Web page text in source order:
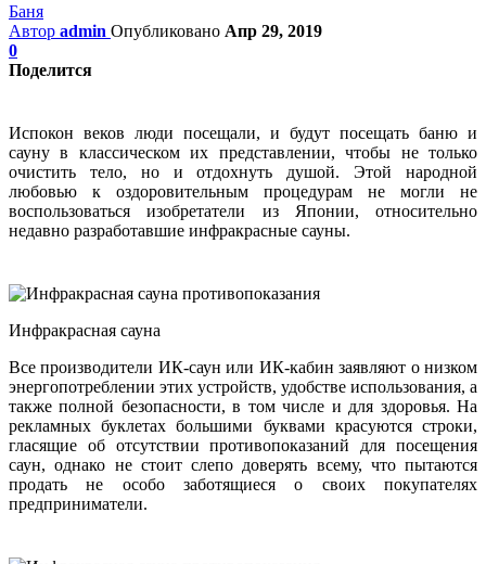
Баня
Автор admin Опубликовано Апр 29, 2019
0
Поделится
Испокон веков люди посещали, и будут посещать баню и
сауну в классическом их представлении, чтобы не только
очистить тело, но и отдохнуть душой. Этой народной
любовью к оздоровительным процедурам не могли не
воспользоваться изобретатели из Японии, относительно
недавно разработавшие инфракрасные сауны.
Инфракрасная сауна
Все производители ИК-саун или ИК-кабин заявляют о низком
энергопотреблении этих устройств, удобстве использования, а
также полной безопасности, в том числе и для здоровья. На
рекламных буклетах большими буквами красуются строки,
гласящие об отсутствии противопоказаний для посещения
саун, однако не стоит слепо доверять всему, что пытаются
продать не особо заботящиеся о своих покупателях
предприниматели.